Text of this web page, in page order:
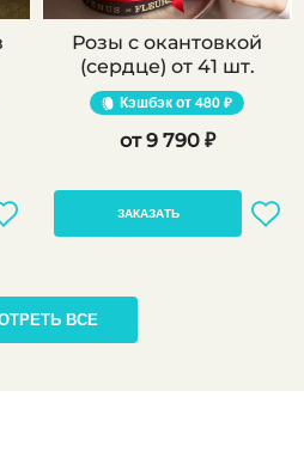
Розы с окантовкой
(сердце) от 41 шт.
Кэшбэк 480 ₽
9 790 ₽
ЗАКАЗАТЬ
ВСЕ